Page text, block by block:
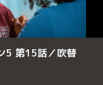
5 第15話／吹替